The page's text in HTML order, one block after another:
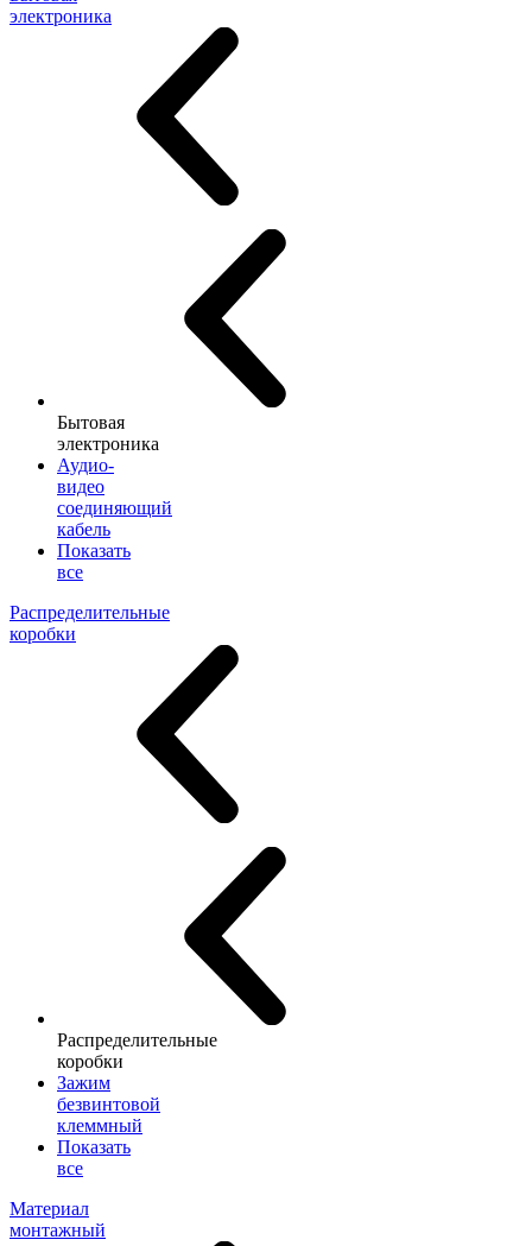
электроника
Бытовая
электроника
Аудио-
видео
соединяющий
кабель
Показать
все
Распределительные
коробки
Распределительные
коробки
Зажим
безвинтовой
клеммный
Показать
все
Материал
монтажный